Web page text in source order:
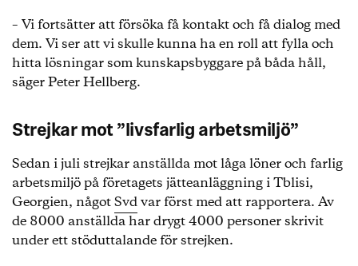
– Vi fortsätter att försöka få kontakt och få dialog med
dem. Vi ser att vi skulle kunna ha en roll att fylla och
hitta lösningar som kunskapsbyggare på båda håll,
säger Peter Hellberg.
Strejkar mot ”livsfarlig arbetsmiljö”
Sedan i juli strejkar anställda mot låga löner och farlig
arbetsmiljö på företagets jätteanläggning i Tblisi,
Georgien, någotSvdvar först med att rapportera. Av
de 8000 anställda har drygt 4000 personer skrivit
under ett stöduttalande för strejken.